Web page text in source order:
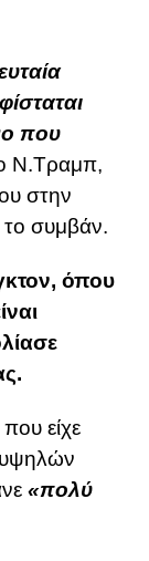
που
Ν.Τραμπ,
στην
το συμβάν.
όπου
είχε
υψηλών
«πολύ